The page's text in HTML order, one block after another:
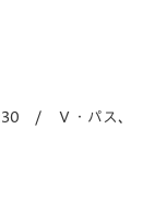
/ Ｖ・パス、